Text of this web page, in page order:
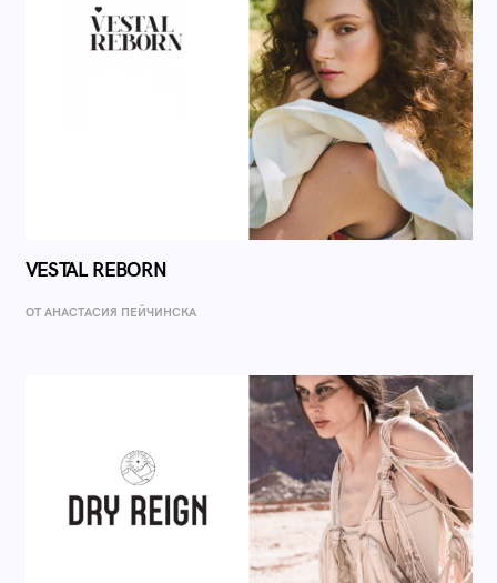
VESTAL REBORN
ОТ AНАСТАСИЯ ПЕЙЧИНСКА